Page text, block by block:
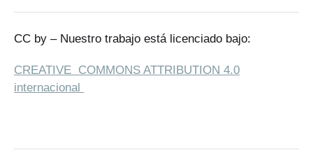
CC by – Nuestro trabajo está licenciado bajo:
CREATIVE COMMONS ATTRIBUTION 4.0
internacional